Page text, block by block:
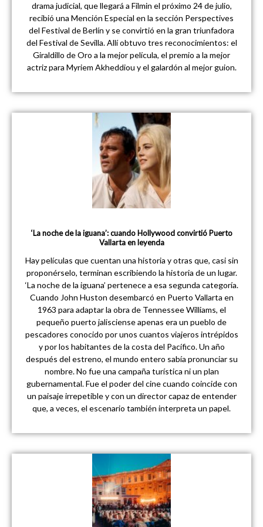
drama judicial, que llegará a Filmin el próximo 24 de julio,
recibió una Mención Especial en la sección Perspectives
del Festival de Berlín y se convirtió en la gran triunfadora
del Festival de Sevilla. Allí obtuvo tres reconocimientos: el
Giraldillo de Oro a la mejor película, el premio a la mejor
actriz para Myriem Akheddiou y el galardón al mejor guion.
‘La noche de la iguana’: cuando Hollywood convirtió Puerto
Vallarta en leyenda
Hay películas que cuentan una historia y otras que, casi sin
proponérselo, terminan escribiendo la historia de un lugar.
‘La noche de la iguana’ pertenece a esa segunda categoría.
Cuando John Huston desembarcó en Puerto Vallarta en
1963 para adaptar la obra de Tennessee Williams, el
pequeño puerto jalisciense apenas era un pueblo de
pescadores conocido por unos cuantos viajeros intrépidos
y por los habitantes de la costa del Pacífico. Un año
después del estreno, el mundo entero sabía pronunciar su
nombre. No fue una campaña turística ni un plan
gubernamental. Fue el poder del cine cuando coincide con
un paisaje irrepetible y con un director capaz de entender
que, a veces, el escenario también interpreta un papel.